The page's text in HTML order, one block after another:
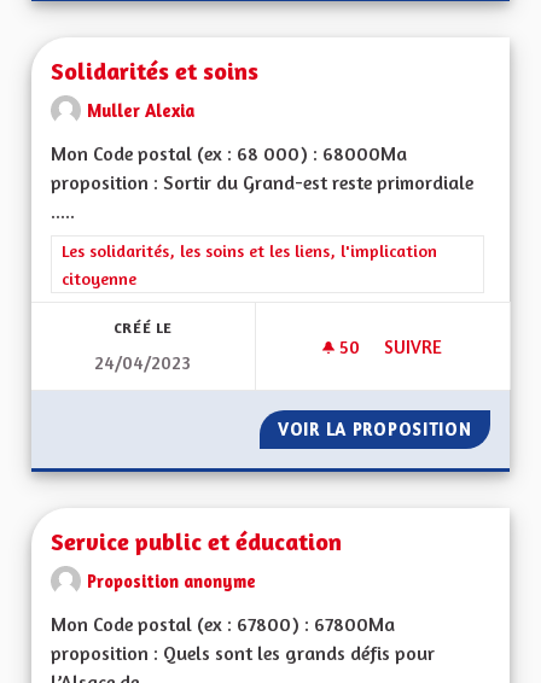
Solidarités et soins
Muller Alexia
Mon Code postal (ex : 68 000) : 68000Ma
proposition : Sortir du Grand-est reste primordiale
.....
Filtrer les résultats de la catégorie : Les solidarités, les soins
Les solidarités, les soins et les liens, l'implication
citoyenne
CRÉÉ LE
24/04/2023
50 50 ABONNÉS
SUIVRE
VOIR LA PROPOSITION
Service public et éducation
Proposition anonyme
Mon Code postal (ex : 67800) : 67800Ma
proposition : Quels sont les grands défis pour